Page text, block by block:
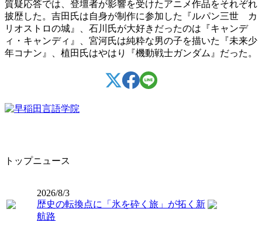
質疑応答では、登壇者が影響を受けたアニメ作品をそれぞれ
披歴した。吉田氏は自身が制作に参加した『ルパン三世 カ
リオストロの城』、石川氏が大好きだったのは『キャンデ
ィ・キャンディ』、宮河氏は純粋な男の子を描いた『未来少
年コナン』、植田氏はやはり『機動戦士ガンダム』だった。
トップニュース
2026/8/3
歴史の転換点に「氷を砕く旅」が拓く新
航路